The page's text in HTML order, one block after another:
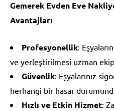
Gemerek Evden Eve
Avantajları
Profesyonellik:
ve yerleştirilmesi uzman
Güvenlik: Eşyalarınız
herhangi bir hasar durumunda
Hızlı ve Etkin Hizmet: